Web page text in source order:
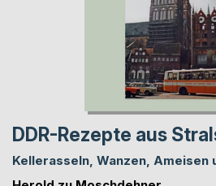
DDR-Rezepte aus
Kellerasseln, Wanzen, Ameisen